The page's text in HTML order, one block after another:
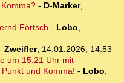
- D-Marker,
Förtsch - Lobo,
Zweifler, 14.01.2026, 14:53
um 15:21 Uhr mit
und Komma! - Lobo,